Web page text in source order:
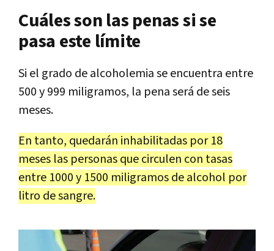
Cuáles son las penas si se
pasa este límite
Si el grado de alcoholemia se encuentra entre
500 y 999 miligramos, la pena será de seis
meses.
En tanto, quedarán inhabilitadas por 18
meses las personas que circulen con tasas
entre 1000 y 1500 miligramos de alcohol por
litro de sangre.